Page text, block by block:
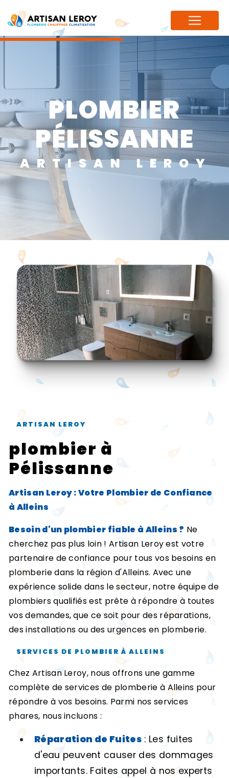
PLOMBIER
PÉLISSANNE
ARTISAN LEROY
ARTISAN LEROY
plombier à
Pélissanne
Artisan Leroy : Votre Plombier de Confiance
à Alleins
Besoin d'un plombier fiable à Alleins ? Ne
cherchez pas plus loin ! Artisan Leroy est votre
partenaire de confiance pour tous vos besoins en
plomberie dans la région d'Alleins. Avec une
expérience solide dans le secteur, notre équipe de
plombiers qualifiés est prête à répondre à toutes
vos demandes, que ce soit pour des réparations,
des installations ou des urgences en plomberie.
SERVICES DE PLOMBIER À ALLEINS
Chez Artisan Leroy, nous offrons une gamme
complète de services de plomberie à Alleins pour
répondre à vos besoins. Parmi nos services
phares, nous incluons :
Réparation de Fuites : Les fuites
d'eau peuvent causer des dommages
importants. Faites appel à nos experts